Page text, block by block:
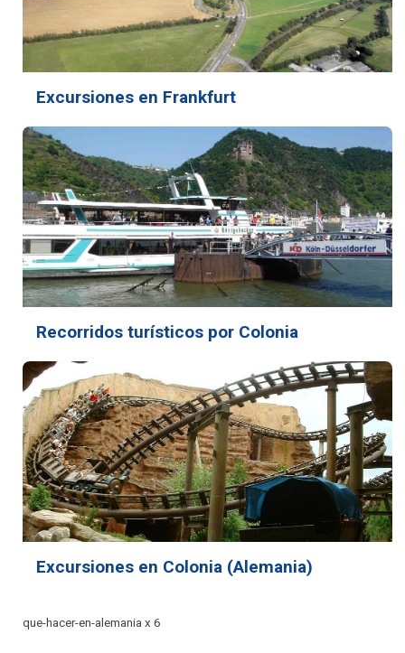
Excursiones en Frankfurt
Recorridos turísticos por Colonia
Excursiones en Colonia (Alemania)
que-hacer-en-alemania x 6